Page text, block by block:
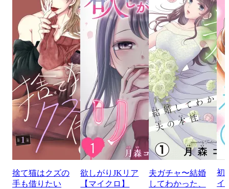
捨て猫はクズの
手も借りたい
欲しがりJKリア
【マイクロ】
夫ガチャ〜結婚
してわかった、
初
イ